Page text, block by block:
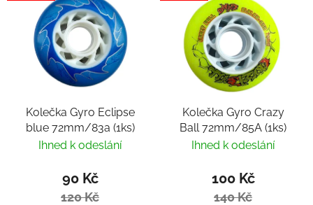
Kolečka Gyro Eclipse
blue 72mm/83a (1ks)
Ihned k odeslání
90 Kč
120 Kč
Kolečka Gyro Crazy
Ball 72mm/85A (1ks)
Ihned k odeslání
100 Kč
140 Kč